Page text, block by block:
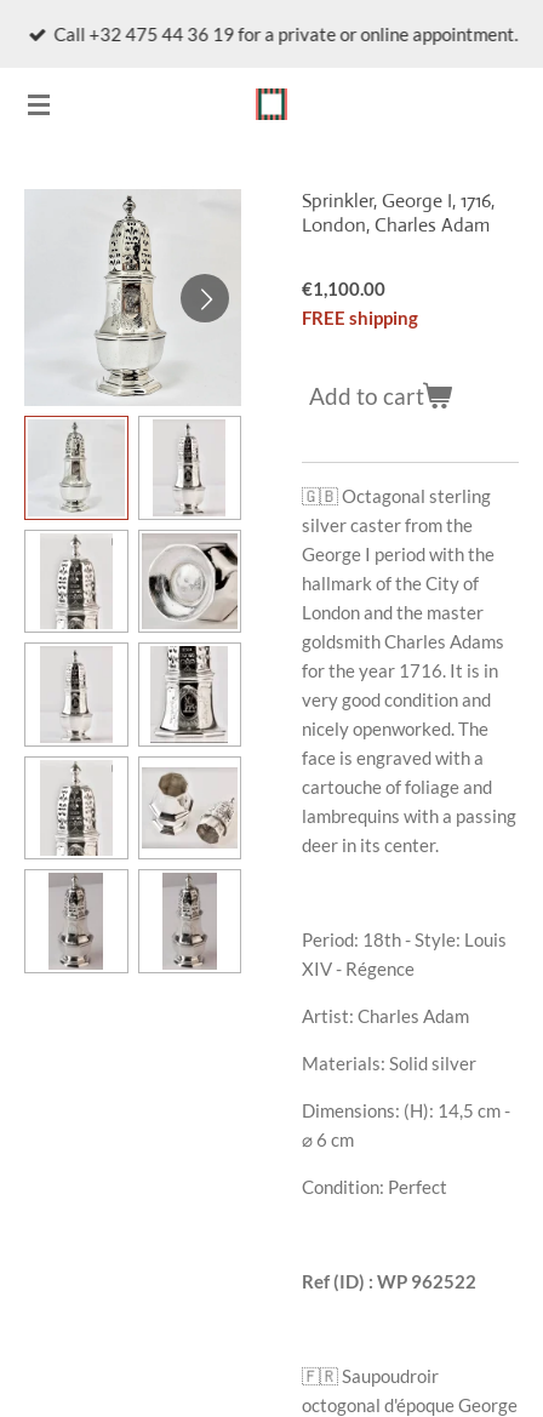
Skip
content
Call +32 475 44 36 19 for a private or online appointment.
Sprinkler, George I, 1716,
London, Charles Adam
€1,100.00
FREE shipping
Add to cart
🇬🇧Octagonal sterling
silver caster from the
George I periodwith the
hallmark of the City of
London and the master
goldsmith Charles Adams
for the year 1716. It is in
very good condition and
nicely openworked. The
face is engraved with a
cartouche of foliage and
lambrequins with a passing
deer in its center.
Period: 18th - Style: Louis
XIV - Régence
Artist: Charles Adam
Materials: Solid silver
Dimensions: (H): 14,5 cm -
⌀ 6 cm
Condition: Perfect
Ref (ID) : WP 962522
🇫🇷Saupoudroir
octogonal d'époque George